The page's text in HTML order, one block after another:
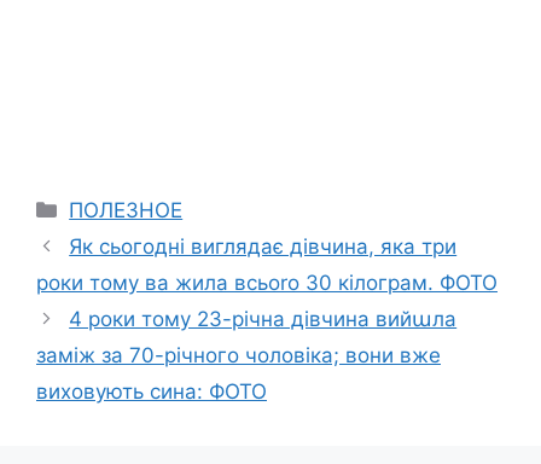
Categories
ПОЛЕЗНОЕ
Як сьогодні виглядає дівчина, яка три
роки тому ва жила всьоrо 30 кілограм. ФОТО
4 роки тому 23-річна дівчина вийաла
заміж за 70-річного чоловіка; вони вже
виховують сина: ФОТО